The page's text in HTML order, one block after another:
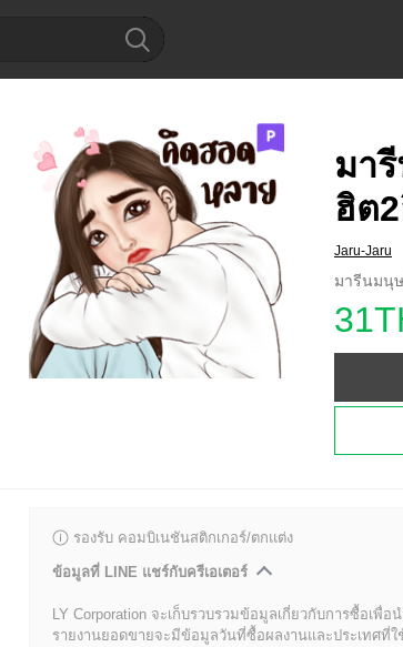
มา
ฮิต
Jaru-Jaru
มารีนมนุ
รองรับ คอมบิเนชันสติกเกอร์/ตกแต่ง
ข้อมูลที่ LINE แชร์กับครีเอเตอร์
LY Corporation จะเก็บรวบรวมข้อมูลเกี่ยวกับการซื้อเพื่
รายงานยอดขายจะมีข้อมูลวันที่ซื้อผลงานและประเทศ